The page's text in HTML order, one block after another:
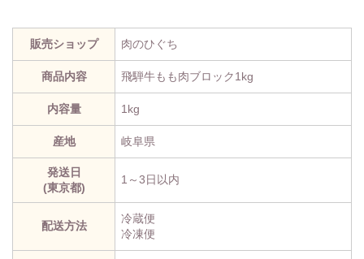
販売ショップ 肉のひぐち
商品内容 飛騨牛もも肉ブロック1kg
内容量 1kg
産地 岐阜県
発送日
(東京都)
1～3日以内
配送方法
冷蔵便
冷凍便